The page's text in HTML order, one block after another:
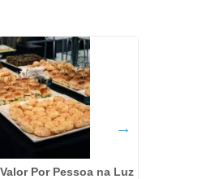
Por Pessoa na Luz